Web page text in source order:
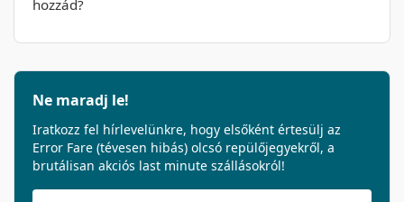
hozzád?
Ne maradj le!
Iratkozz fel hírlevelünkre, hogy elsőként értesülj az
Error Fare (tévesen hibás) olcsó repülőjegyekről, a
brutálisan akciós last minute szállásokról!